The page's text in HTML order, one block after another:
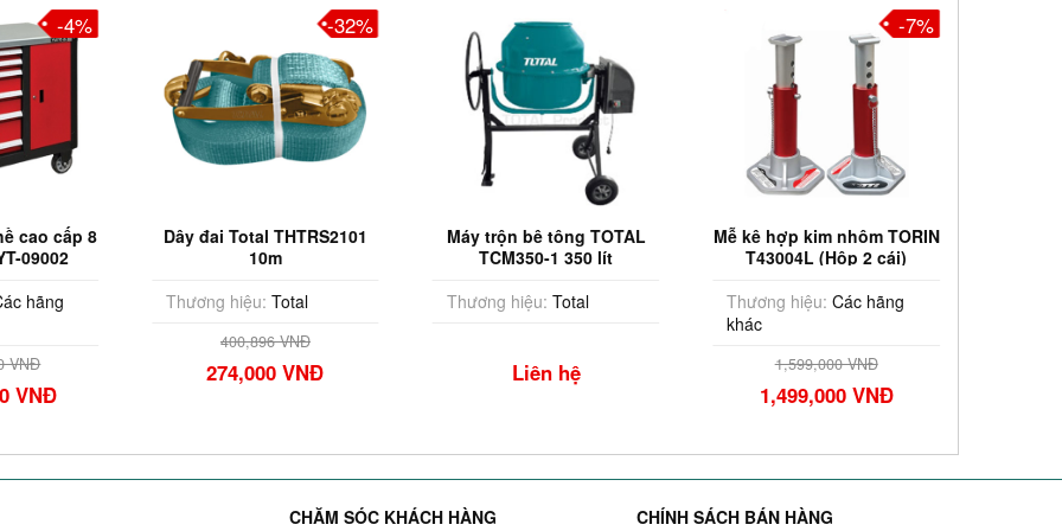
cao cấp 8
09002
hãng
VNĐ
VNĐ
-4%
Dây đai Total THTRS2101
10m
Thương hiệu: Total
400,896 VNĐ
274,000 VNĐ
-32%
Máy trộn bê tông TOTAL
TCM350-1 350 lít
Thương hiệu: Total
Liên hệ
Mễ kê hợp kim nhôm TORIN
T43004L (Hộp 2 cái)
Thương hiệu: Các hãng
khác
1,599,000 VNĐ
1,499,000 VNĐ
-7%
CHĂM SÓC KHÁCH HÀNG CHÍNH SÁCH BÁN HÀNG